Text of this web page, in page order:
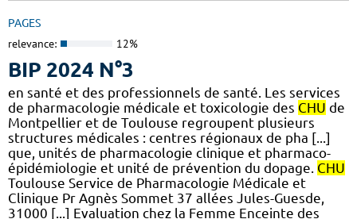
PAGES
relevance: 12%
BIP 2024 N°3
en santé et des professionnels de santé. Les services
de pharmacologie médicale et toxicologie des CHU de
Montpellier et de Toulouse regroupent plusieurs
structures médicales : centres régionaux de pha [...]
que, unités de pharmacologie clinique et pharmaco-
épidémiologie et unité de prévention du dopage. CHU
Toulouse Service de Pharmacologie Médicale et
Clinique Pr Agnès Sommet 37 allées Jules-Guesde,
31000 [...] Evaluation chez la Femme Enceinte des